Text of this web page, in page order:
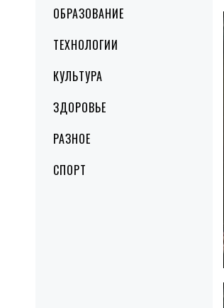
ОБРАЗОВАНИЕ
ТЕХНОЛОГИИ
КУЛЬТУРА
ЗДОРОВЬЕ
РАЗНОЕ
СПОРТ